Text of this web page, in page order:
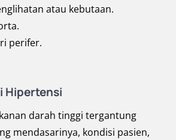
atau kebutaan.
perifer.
Hipertensi
darah tinggi tergantung
mendasarinya, kondisi pasien,